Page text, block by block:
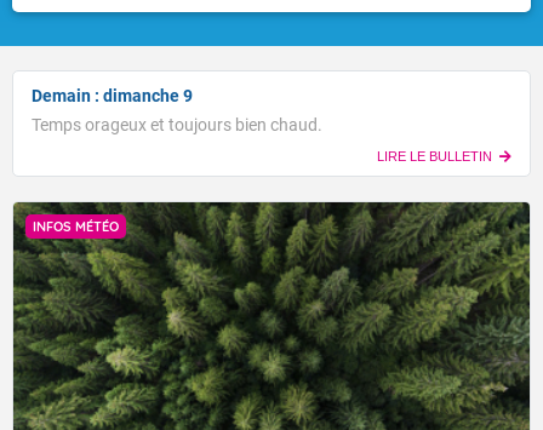
Demain : dimanche 9
Temps orageux et toujours bien chaud.
LIRE LE BULLETIN
INFOS MÉTÉO